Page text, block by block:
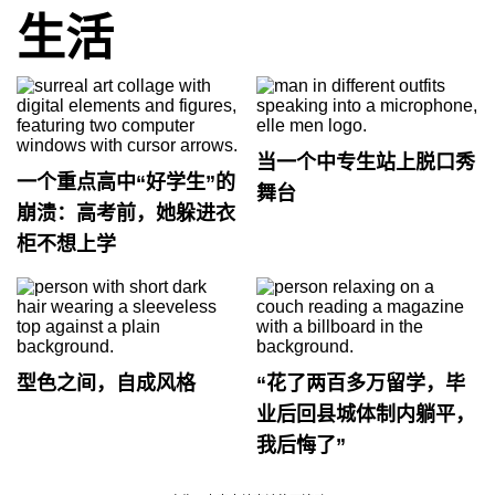
生活
一个重点高中“好学生”的
崩溃：高考前，她躲进衣
柜不想上学
当一个中专生站上脱口秀
舞台
型色之间，自成风格
“花了两百多万留学，毕
业后回县城体制内躺平，
我后悔了”